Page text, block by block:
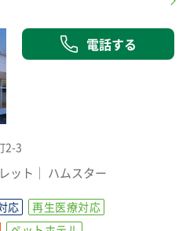
電話する
2-3
ット ハムスター
応
再生医療対応